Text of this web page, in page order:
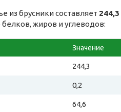
из брусники составляет
жиров и углеводов:
Значение
244,3
0,2
64,6